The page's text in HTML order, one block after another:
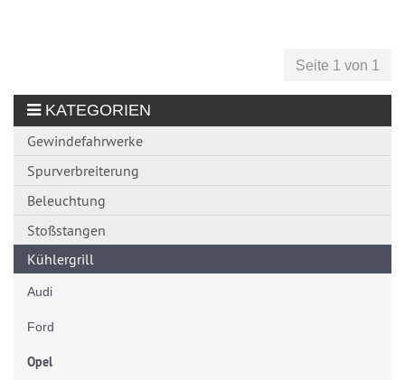
Seite 1 von 1
KATEGORIEN
Gewindefahrwerke
Spurverbreiterung
Beleuchtung
Stoßstangen
Kühlergrill
Audi
Ford
Opel